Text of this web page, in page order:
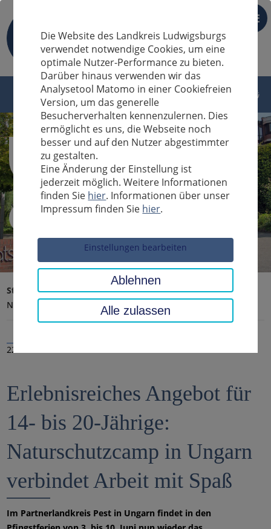
DE
Sucheingabe
Startseite Landratsamt, Landkreis
Aktuelles
Nachrichten
22.02.2023
Erlebnisreiches Angebot für
14- bis 20-Jährige:
Naturschutzcamp in Ungarn
verbindet Arbeit mit Spaß
Im Partnerlandkreis Pest in Ungarn findet in den
Die Website des Landkreis Ludwigsburgs
verwendet notwendige Cookies, um eine
optimale Nutzer-Performance zu bieten.
Darüber hinaus verwenden wir das
Analysetool Matomo in einer Cookiefreien
Version, um das generelle
Besucherverhalten kennenzulernen. Dies
ermöglicht es uns, die Webseite noch
besser und auf den Nutzer abgestimmter
zu gestalten.
Eine Änderung der Einstellung ist
jederzeit möglich. Weitere Informationen
finden Sie hier. Informationen über unser
Impressum finden Sie hier.
Einstellungen bearbeiten
Ablehnen
Alle zulassen